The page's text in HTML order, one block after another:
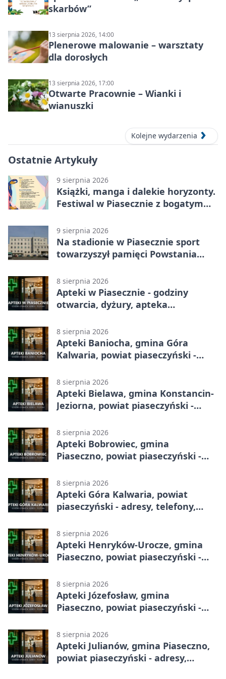
skarbów”
13 sierpnia 2026, 14:00
Plenerowe malowanie – warsztaty
dla dorosłych
13 sierpnia 2026, 17:00
Otwarte Pracownie – Wianki i
wianuszki
Kolejne wydarzenia
Ostatnie Artykuły
9 sierpnia 2026
Książki, manga i dalekie horyzonty.
Festiwal w Piasecznie z bogatym
9 sierpnia 2026
Na stadionie w Piasecznie sport
towarzyszył pamięci Powstania
8 sierpnia 2026
Apteki w Piasecznie - godziny
otwarcia, dyżury, apteka
8 sierpnia 2026
Apteki Baniocha, gmina Góra
Kalwaria, powiat piaseczyński -
8 sierpnia 2026
Apteki Bielawa, gmina Konstancin-
Jeziorna, powiat piaseczyński -
8 sierpnia 2026
Apteki Bobrowiec, gmina
Piaseczno, powiat piaseczyński -
8 sierpnia 2026
Apteki Góra Kalwaria, powiat
piaseczyński - adresy, telefony,
8 sierpnia 2026
Apteki Henryków-Urocze, gmina
Piaseczno, powiat piaseczyński -
8 sierpnia 2026
Apteki Józefosław, gmina
Piaseczno, powiat piaseczyński -
8 sierpnia 2026
Apteki Julianów, gmina Piaseczno,
powiat piaseczyński - adresy,